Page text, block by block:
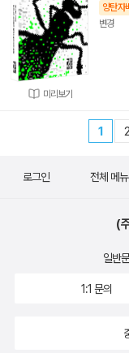
미리보기
양탄자
변경
1 2
로그인 전체 메뉴
(
일반
1:1 문의